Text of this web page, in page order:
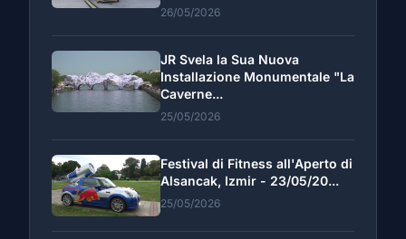
26/05/2026
JR Svela la Sua Nuova
Installazione Monumentale "La
Caverne...
25/05/2026
Festival di Fitness all'Aperto di
Alsancak, Izmir - 23/05/20...
25/05/2026